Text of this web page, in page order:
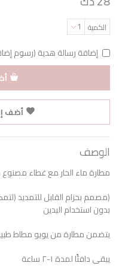
الكمية 1
إضافة رسالة هدية (رسوم إضافية
أضف
الوصف
مطارة ماء الحار مع غطاء
(مصمم بحزام القابل للتمديد
بدون استخدام اليدين
يتضمن مطارة من يويو مطاط طبيعي ١٠٠% قابلة
يبقى دافئًا لمدة ١-٢ ساعة